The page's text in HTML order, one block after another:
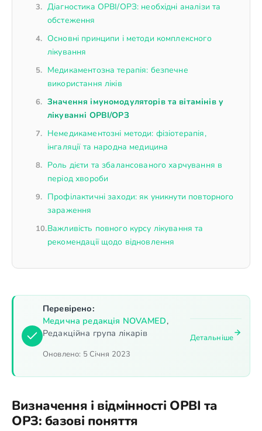
Діагностика ОРВІ/ОРЗ: необхідні аналізи та
обстеження
Основні принципи і методи комплексного
лікування
Медикаментозна терапія: безпечне
використання ліків
Значення імуномодуляторів та вітамінів у
лікуванні ОРВІ/ОРЗ
Немедикаментозні методи: фізіотерапія,
інгаляції та народна медицина
Роль дієти та збалансованого харчування в
період хвороби
Профілактичні заходи: як уникнути повторного
зараження
Важливість повного курсу лікування та
рекомендації щодо відновлення
Перевірено:
Медична редакція NOVAMED,
Редакційна група лікарів
Оновлено: 5 Січня 2023
Детальніше
Визначення і відмінності ОРВІ та
ОРЗ: базові поняття